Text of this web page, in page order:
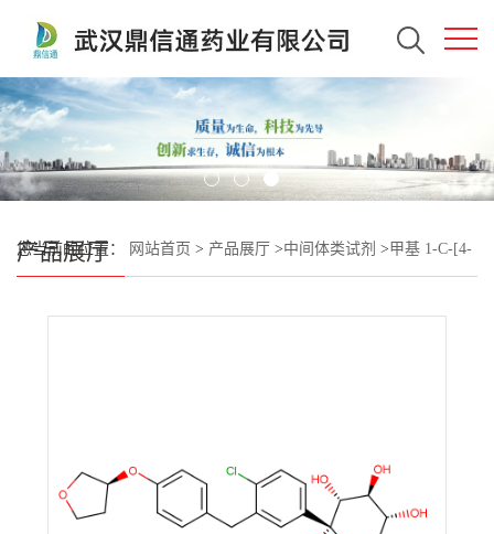
产品展厅
您当前的位置： 网站首页 > 产品展厅 >中间体类试剂 >甲基 1-C-[4-